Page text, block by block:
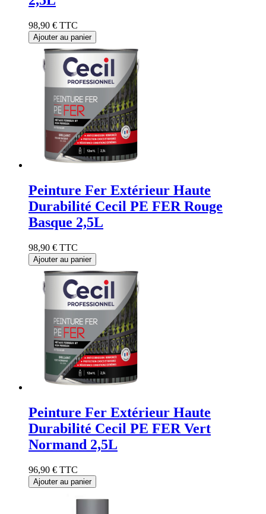
98,90 € TTC
Ajouter au panier
Peinture Fer Extérieur Haute
Durabilité Cecil PE FER Rouge
Basque 2,5L
98,90 € TTC
Ajouter au panier
Peinture Fer Extérieur Haute
Durabilité Cecil PE FER Vert
Normand 2,5L
96,90 € TTC
Ajouter au panier